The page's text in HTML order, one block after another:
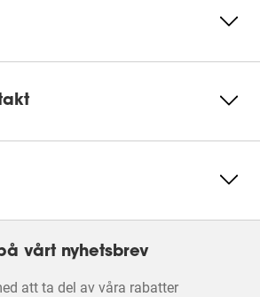
vårt nyhetsbrev
att ta del av våra rabatter